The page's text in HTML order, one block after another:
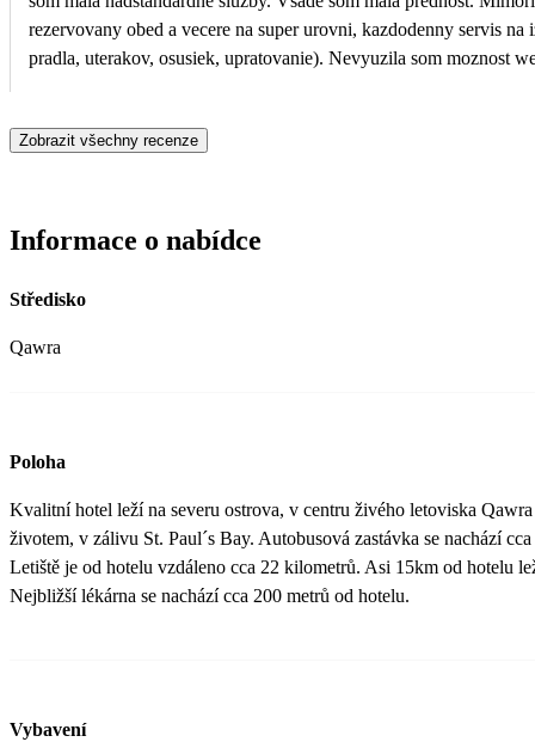
rezervovany obed a vecere na super urovni, kazdodenny servis na
pradla, uterakov, osusiek, upratovanie). Nevyuzila som moznost
casu som mala malo, lebo som bola na vylete vo Vallette (poradila
Zobrazit všechny recenze
Informace o nabídce
Středisko
Qawra
Poloha
Kvalitní hotel leží na severu ostrova, v centru živého letoviska
životem, v zálivu St. Paul´s Bay. Autobusová zastávka se nachází
Letiště je od hotelu vzdáleno cca 22 kilometrů. Asi 15km od hotelu
Nejbližší lékárna se nachází cca 200 metrů od hotelu.
Vybavení